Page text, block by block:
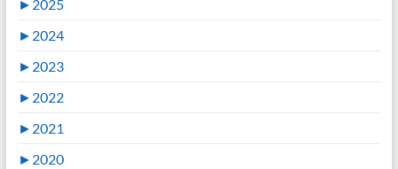
► 2025
► 2024
► 2023
► 2022
► 2021
► 2020